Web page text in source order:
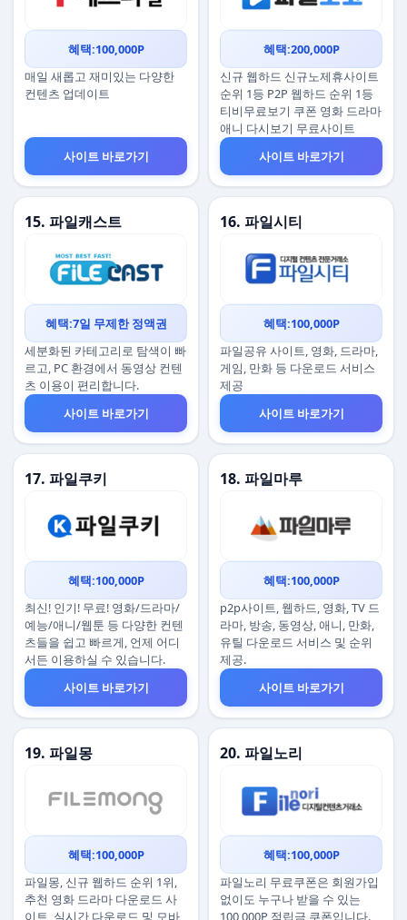
혜택:100,000P
매일 새롭고 재미있는 다양한
컨텐츠 업데이트
사이트 바로가기
혜택:200,000P
신규 웹하드 신규노제휴사이트
순위 1등 P2P 웹하드 순위 1등
티비무료보기 쿠폰 영화 드라마
애니 다시보기 무료사이트
사이트 바로가기
15. 파일캐스트
혜택:7일 무제한 정액권
세분화된 카테고리로 탐색이 빠
르고, PC 환경에서 동영상 컨텐
츠 이용이 편리합니다.
사이트 바로가기
16. 파일시티
혜택:100,000P
파일공유 사이트, 영화, 드라마,
게임, 만화 등 다운로드 서비스
제공
사이트 바로가기
17. 파일쿠키
혜택:100,000P
최신! 인기! 무료! 영화/드라마/
예능/애니/웹툰 등 다양한 컨텐
츠들을 쉽고 빠르게, 언제 어디
서든 이용하실 수 있습니다.
사이트 바로가기
18. 파일마루
혜택:100,000P
p2p사이트, 웹하드, 영화, TV 드
라마, 방송, 동영상, 애니, 만화,
유틸 다운로드 서비스 및 순위
제공.
사이트 바로가기
19. 파일몽
혜택:100,000P
파일몽, 신규 웹하드 순위 1위,
추천 영화 드라마 다운로드 사
이트, 실시간 다운로드 및 모바
20. 파일노리
혜택:100,000P
파일노리 무료쿠폰은 회원가입
없이도 누구나 받을 수 있는
100,000P 적립금 쿠폰입니다.